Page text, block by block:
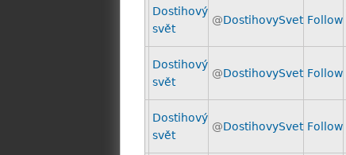
Dostihový
svět
@DostihovySvet Follow
Dostihový
svět
@DostihovySvet Follow
Dostihový
svět
@DostihovySvet Follow